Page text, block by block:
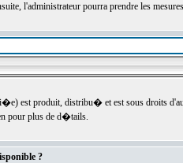
l'administrateur pourra prendre les
est produit, distribu� et est sous droits
pour plus de d�tails.
?